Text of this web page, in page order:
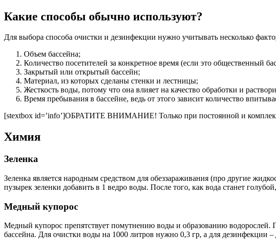
Какие способы обычно используют?
Для выбора способа очистки и дезинфекции нужно учитывать несколько
Объем бассейна;
Количество посетителей за конкретное время (если это общественный
Закрытый или открытый бассейн;
Материал, из которых сделаны стенки и лестницы;
Жесткость воды, потому что она влияет на качество обработки и
Время пребывания в бассейне, ведь от этого зависит количество
[stextbox id=’info’]ОБРАТИТЕ ВНИМАНИЕ! Только при постоянной и
Химия
Зеленка
Зеленка является народным средством для обеззараживания (про другие
пузырек зеленки добавить в 1 ведро воды. После того, как вода станет
Медный купорос
Медный купорос препятствует помутнению воды и образованию водорослей.
бассейна. Для очистки воды на 1000 литров нужно 0,3 гр, а для дезинфекции –